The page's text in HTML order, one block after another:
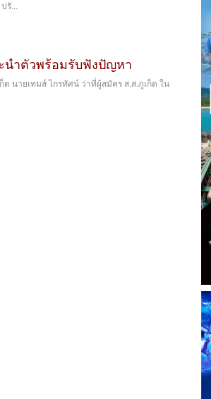
รั...
นำตัวพร้อมรับฟังปัญหา
นายเทมส์ ไกรทัศน์ ว่าที่ผู้สมัคร ส.ส.ภูเก็ต ใน